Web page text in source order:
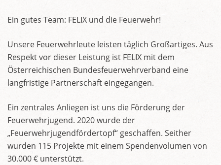
Ein gutes Team: FELIX und die Feuerwehr!
Unsere Feuerwehrleute leisten täglich Großartiges. Aus
Respekt vor dieser Leistung ist FELIX mit dem
Österreichischen Bundesfeuerwehrverband eine
langfristige Partnerschaft eingegangen.
Ein zentrales Anliegen ist uns die Förderung der
Feuerwehrjugend. 2020 wurde der
„Feuerwehrjugendfördertopf“ geschaffen. Seither
wurden 115 Projekte mit einem Spendenvolumen von
30.000 € unterstützt.